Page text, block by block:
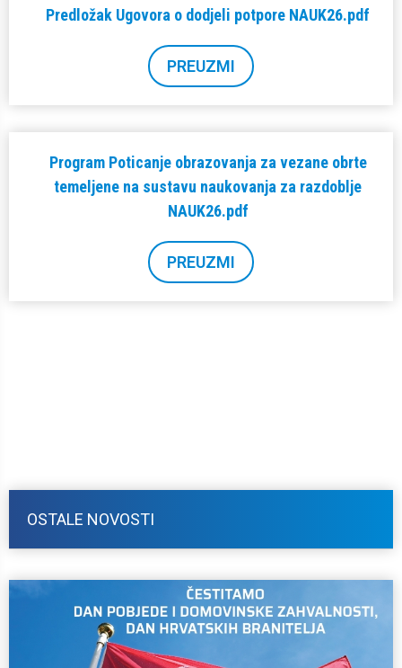
Predložak Ugovora o dodjeli potpore NAUK26.pdf
PREUZMI
Program Poticanje obrazovanja za vezane obrte
temeljene na sustavu naukovanja za razdoblje
NAUK26.pdf
PREUZMI
OSTALE NOVOSTI